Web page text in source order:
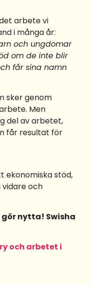
arbete vi
i många år:
och ungdomar
om de inte blir
får sina namn
sker genom
Men
del av arbetet,
får resultat för
ekonomiska stöd,
och
nytta! Swisha
och arbetet i